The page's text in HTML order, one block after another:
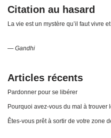
Citation au hasard
La vie est un mystère qu’il faut vivre
— Gandhi
Articles récents
Pardonner pour se libérer
Pourquoi avez-vous du mal à trouver
Êtes-vous prêt à sortir de votre zone